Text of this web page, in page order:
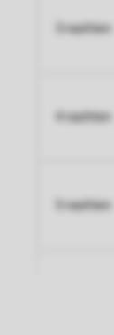
3 nachten
4 nachten
5 nachten